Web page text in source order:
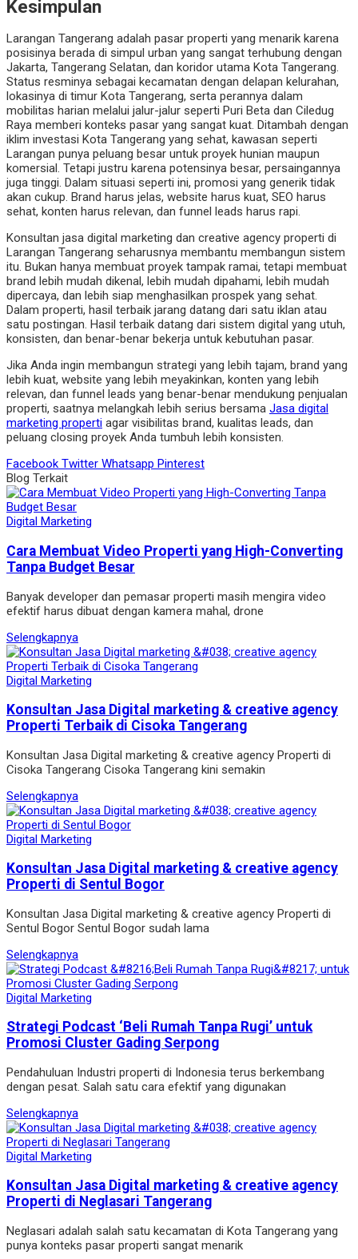
Kesimpulan
Larangan Tangerang adalah pasar properti yang menarik karena
posisinya berada di simpul urban yang sangat terhubung dengan
Jakarta, Tangerang Selatan, dan koridor utama Kota Tangerang.
Status resminya sebagai kecamatan dengan delapan kelurahan,
lokasinya di timur Kota Tangerang, serta perannya dalam
mobilitas harian melalui jalur-jalur seperti Puri Beta dan Ciledug
Raya memberi konteks pasar yang sangat kuat. Ditambah dengan
iklim investasi Kota Tangerang yang sehat, kawasan seperti
Larangan punya peluang besar untuk proyek hunian maupun
komersial. Tetapi justru karena potensinya besar, persaingannya
juga tinggi. Dalam situasi seperti ini, promosi yang generik tidak
akan cukup. Brand harus jelas, website harus kuat, SEO harus
sehat, konten harus relevan, dan funnel leads harus rapi.
Konsultan jasa digital marketing dan creative agency properti di
Larangan Tangerang seharusnya membantu membangun sistem
itu. Bukan hanya membuat proyek tampak ramai, tetapi membuat
brand lebih mudah dikenal, lebih mudah dipahami, lebih mudah
dipercaya, dan lebih siap menghasilkan prospek yang sehat.
Dalam properti, hasil terbaik jarang datang dari satu iklan atau
satu postingan. Hasil terbaik datang dari sistem digital yang utuh,
konsisten, dan benar-benar bekerja untuk kebutuhan pasar.
Jika Anda ingin membangun strategi yang lebih tajam, brand yang
lebih kuat, website yang lebih meyakinkan, konten yang lebih
relevan, dan funnel leads yang benar-benar mendukung penjualan
properti, saatnya melangkah lebih serius bersama Jasa digital
marketing properti agar visibilitas brand, kualitas leads, dan
peluang closing proyek Anda tumbuh lebih konsisten.
Facebook Twitter Whatsapp Pinterest
Blog Terkait
Digital Marketing
Cara Membuat Video Properti yang High-Converting
Tanpa Budget Besar
Banyak developer dan pemasar properti masih mengira video
efektif harus dibuat dengan kamera mahal, drone
Selengkapnya
Digital Marketing
Konsultan Jasa Digital marketing & creative agency
Properti Terbaik di Cisoka Tangerang
Konsultan Jasa Digital marketing & creative agency Properti di
Cisoka Tangerang Cisoka Tangerang kini semakin
Selengkapnya
Digital Marketing
Konsultan Jasa Digital marketing & creative agency
Properti di Sentul Bogor
Konsultan Jasa Digital marketing & creative agency Properti di
Sentul Bogor Sentul Bogor sudah lama
Selengkapnya
Digital Marketing
Strategi Podcast ‘Beli Rumah Tanpa Rugi’ untuk
Promosi Cluster Gading Serpong
Pendahuluan Industri properti di Indonesia terus berkembang
dengan pesat. Salah satu cara efektif yang digunakan
Selengkapnya
Digital Marketing
Konsultan Jasa Digital marketing & creative agency
Properti di Neglasari Tangerang
Neglasari adalah salah satu kecamatan di Kota Tangerang yang
punya konteks pasar properti sangat menarik